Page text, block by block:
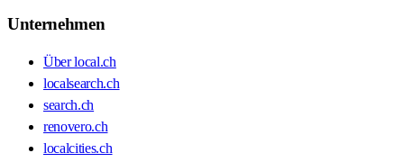
Unternehmen
Über local.ch
localsearch.ch
search.ch
renovero.ch
localcities.ch